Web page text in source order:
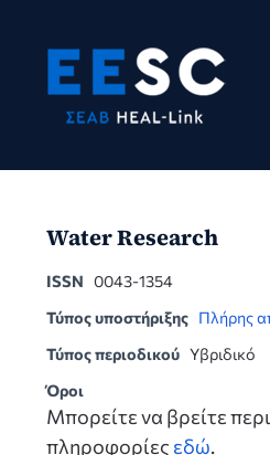
content
Water Research
ISSN 0043-1354
Τύπος υποστήριξης Πλήρης
Τύπος περιοδικού Υβριδικό
Όροι
Μπορείτε να βρείτε
πληροφορίες εδώ.